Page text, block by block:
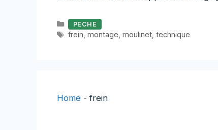
Catégories
PECHE
Étiquettes
frein, montage, moulinet, technique
Home -frein